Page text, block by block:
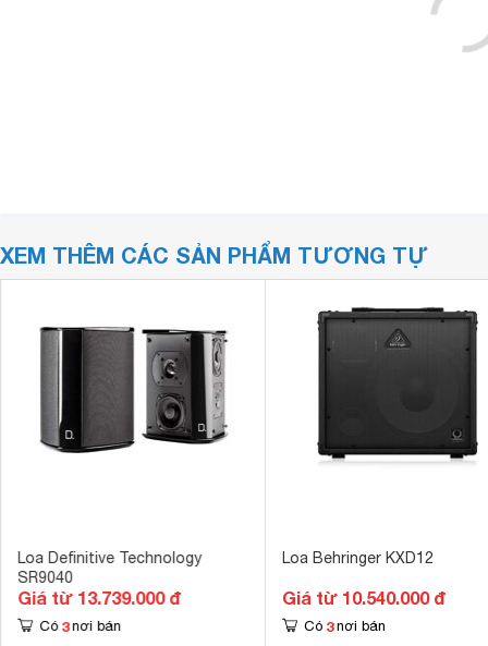
XEM THÊM CÁC SẢN PHẨM TƯƠNG TỰ
Loa Definitive Technology
SR9040
Giá từ 13.739.000 đ
Có 3 nơi bán
Loa Behringer KXD12
Giá từ 10.540.000 đ
Có 3 nơi bán